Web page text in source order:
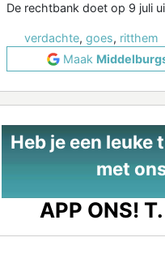
De rechtbank doet op 9 juli
verdachte, goes, ritthem
Maak
Heb je een leuke
met
APP ONS! T.